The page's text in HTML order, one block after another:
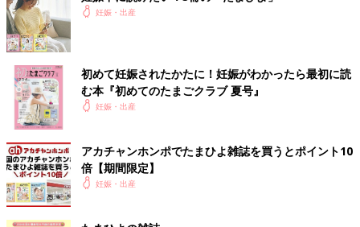
妊娠・出産
初めて妊娠されたかたに！妊娠がわかったら最初に読
む本『初めてのたまごクラブ 夏号』
妊娠・出産
アカチャンホンポでたまひよ雑誌を買うとポイント10
倍【期間限定】
妊娠・出産